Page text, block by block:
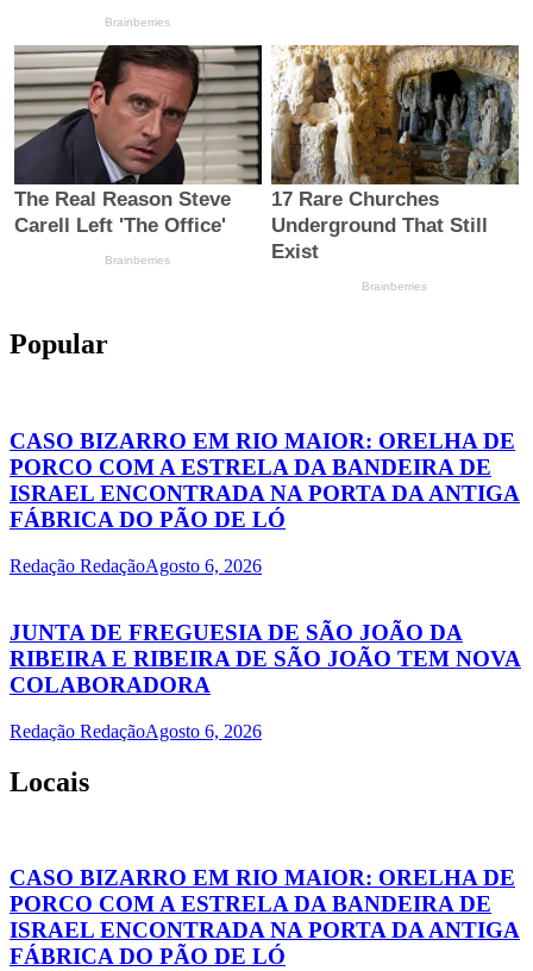
Popular
CASO BIZARRO EM RIO MAIOR: ORELHA DE
PORCO COM A ESTRELA DA BANDEIRA DE
ISRAEL ENCONTRADA NA PORTA DA ANTIGA
FÁBRICA DO PÃO DE LÓ
Redação RedaçãoAgosto 6, 2026
JUNTA DE FREGUESIA DE SÃO JOÃO DA
RIBEIRA E RIBEIRA DE SÃO JOÃO TEM NOVA
COLABORADORA
Redação RedaçãoAgosto 6, 2026
Locais
CASO BIZARRO EM RIO MAIOR: ORELHA DE
PORCO COM A ESTRELA DA BANDEIRA DE
ISRAEL ENCONTRADA NA PORTA DA ANTIGA
FÁBRICA DO PÃO DE LÓ